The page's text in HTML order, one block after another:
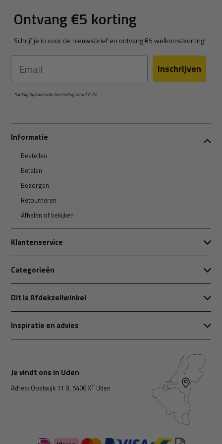
Ontvang €5 korting
Schrijf je in voor de nieuwsbrief en ontvang €5 welkomstkorting!
Email Inschrijven
*Geldig bij minimale besteding vanaf €75
Informatie
Bestellen
Betalen
Bezorgen
Retourneren
Afhalen of bekijken
Klantenservice
Categorieën
Dit is Afdekzeilwinkel
Inspiratie en advies
Je vindt ons in Uden
Adres: Oostwijk 11 B, 5406 XT Uden